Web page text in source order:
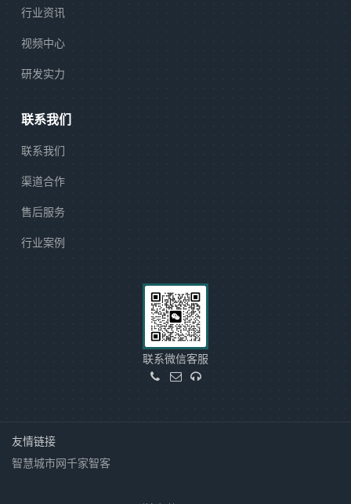
行业资讯
视频中心
研发实力
联系我们
联系我们
渠道合作
售后服务
行业案例
联系微信客服
友情链接
智慧城市网千家智客